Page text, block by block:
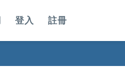
登入 註冊